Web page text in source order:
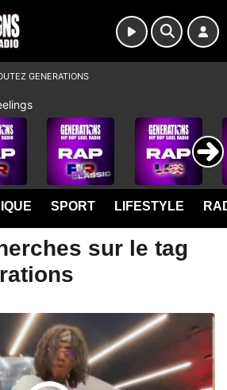
SPORT LIFESTYLE
sur le tag
GENERATIONS